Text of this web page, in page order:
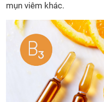
mụn viêm khác.